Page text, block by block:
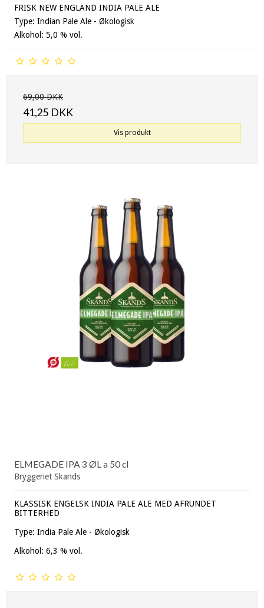
FRISK NEW ENGLAND INDIA PALE ALE
Type: Indian Pale Ale - Økologisk
Alkohol: 5,0 % vol.
69,00 DKK
41,25 DKK
Vis produkt
ELMEGADE IPA 3 ØL a 50 cl
Bryggeriet Skands
KLASSISK ENGELSK INDIA PALE ALE MED AFRUNDET
BITTERHED
Type: India Pale Ale - Økologisk
Alkohol: 6,3 % vol.